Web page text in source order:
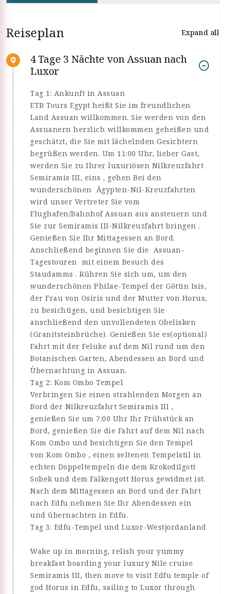
Reiseplan Expand all
4 Tage 3 Nächte von Assuan nach
Luxor
Tag 1: Ankunft in Assuan
ETB Tours Egypt heißt Sie im freundlichen
Land Assuan willkommen. Sie werden von den
Assuanern herzlich willkommen geheißen und
geschätzt, die Sie mit lächelnden Gesichtern
begrüßen werden. Um 11:00 Uhr, lieber Gast,
werden Sie zu Ihrer luxuriösen Nilkreuzfahrt
Semiramis III, eins , gehen Bei den
wunderschönen Ägypten-Nil-Kreuzfahrten
wird unser Vertreter Sie vom
Flughafen/Bahnhof Assuan aus ansteuern und
Sie zur Semiramis III-Nilkreuzfahrt bringen .
Genießen Sie Ihr Mittagessen an Bord.
Anschließend beginnen Sie die Assuan-
Tagestouren mit einem Besuch des
Staudamms . Rühren Sie sich um, um den
wunderschönen Philae-Tempel der Göttin Isis,
der Frau von Osiris und der Mutter von Horus,
zu besichtigen, und besichtigen Sie
anschließend den unvollendeten Obelisken
(Granitsteinbrüche). Genießen Sie es(optional)
Fahrt mit der Feluke auf dem Nil rund um den
Botanischen Garten, Abendessen an Bord und
Übernachtung in Assuan.
Tag 2: Kom Ombo Tempel
Verbringen Sie einen strahlenden Morgen an
Bord der Nilkreuzfahrt Semiramis III ,
genießen Sie um 7:00 Uhr Ihr Frühstück an
Bord, genießen Sie die Fahrt auf dem Nil nach
Kom Ombo und besichtigen Sie den Tempel
von Kom Ombo , einen seltenen Tempelstil in
echten Doppeltempeln die dem Krokodilgott
Sobek und dem Falkengott Horus gewidmet ist.
Nach dem Mittagessen an Bord und der Fahrt
nach Edfu nehmen Sie Ihr Abendessen ein
und übernachten in Edfu.
Tag 3: Edfu-Tempel und Luxor-Westjordanland
Wake up in morning, relish your yummy
breakfast boarding your luxury Nile cruise
Semiramis III, then move to visit Edfu temple of
god Horus in Edfu, sailing to Luxor through